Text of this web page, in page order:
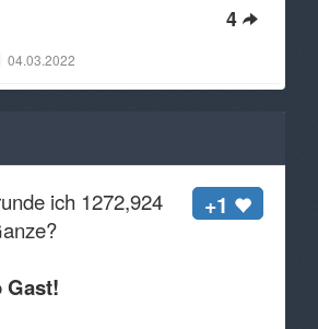
4
04.03.2022
+1
ich 1272,924
Gast!